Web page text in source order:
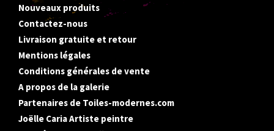
Nouveaux produits
Contactez-nous
Livraison gratuite et retour
Mentions légales
Conditions générales de vente
A propos de la galerie
Partenaires de Toiles-modernes.com
Joëlle Caria Artiste peintre